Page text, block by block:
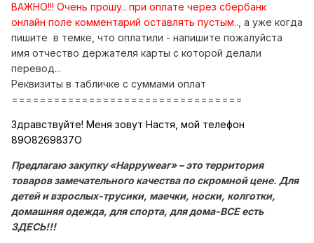
ВАЖНО!!! Очень прошу.. при оплате через сбербанк
онлайн поле комментарий оставлять пустым.., а уже когда
пишите в темке, что оплатили - напишите пожалуйста
имя отчество держателя карты с которой делали
перевод...
Реквизиты в табличке с суммами оплат
=================================
Здравствуйте! Меня зовут Настя, мой телефон
89О8269837О
Предлагаю закупку «Happywear» – это территория
товаров замечательного качества по скромной цене. Для
детей и взрослых-трусики, маечки, носки, колготки,
домашняя одежда, для спорта, для дома-ВСЕ есть
ЗДЕСЬ!!!